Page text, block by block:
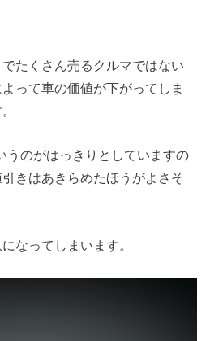
たくさん売るクルマではない
って車の価値が下がってしま
うのがはっきりとしていますの
きはあきらめたほうがよさそ
なってしまいます。